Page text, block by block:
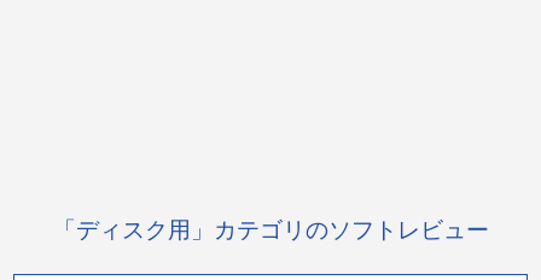
「ディスク用」カテゴリのソフトレビュー